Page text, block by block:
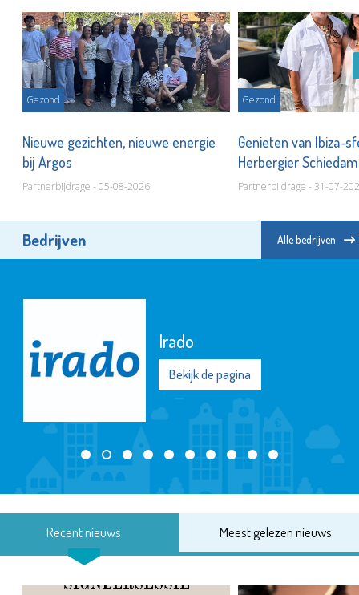
Gezond
Nieuwe gezichten, nieuwe energie
bij Argos
Partnerbijdrage - 05-08-2026
Gezond
Genieten van Ibiza-
Herbergier
Partnerbijdrage - 31-07-
Bedrijven Alle bedrijven
Irado
Bekijk de pagina
Recent nieuws Meest gelezen nieuws